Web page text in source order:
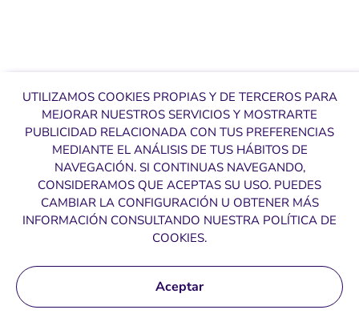
UTILIZAMOS COOKIES PROPIAS Y DE TERCEROS PARA
MEJORAR NUESTROS SERVICIOS Y MOSTRARTE
PUBLICIDAD RELACIONADA CON TUS PREFERENCIAS
MEDIANTE EL ANÁLISIS DE TUS HÁBITOS DE
NAVEGACIÓN. SI CONTINUAS NAVEGANDO,
CONSIDERAMOS QUE ACEPTAS SU USO. PUEDES
CAMBIAR LA CONFIGURACIÓN U OBTENER MÁS
INFORMACIÓN CONSULTANDO NUESTRA POLÍTICA DE
COOKIES.
Aceptar